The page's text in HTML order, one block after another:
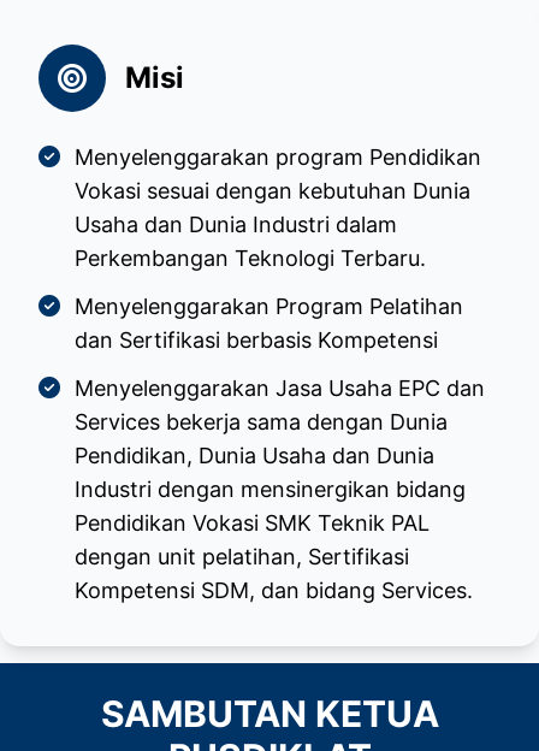
Misi
Menyelenggarakan program Pendidikan
Vokasi sesuai dengan kebutuhan Dunia
Usaha dan Dunia Industri dalam
Perkembangan Teknologi Terbaru.
Menyelenggarakan Program Pelatihan
dan Sertifikasi berbasis Kompetensi
Menyelenggarakan Jasa Usaha EPC dan
Services bekerja sama dengan Dunia
Pendidikan, Dunia Usaha dan Dunia
Industri dengan mensinergikan bidang
Pendidikan Vokasi SMK Teknik PAL
dengan unit pelatihan, Sertifikasi
Kompetensi SDM, dan bidang Services.
SAMBUTAN KETUA